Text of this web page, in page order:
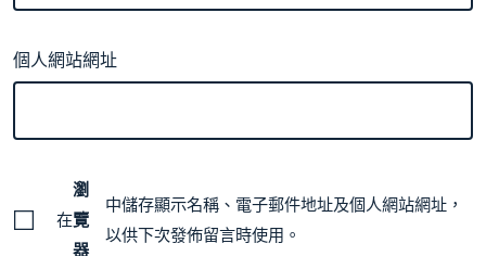
個人網站網址
在
瀏
覽
器
中儲存顯示名稱、電子郵件地址及個人網站網址，
以供下次發佈留言時使用。